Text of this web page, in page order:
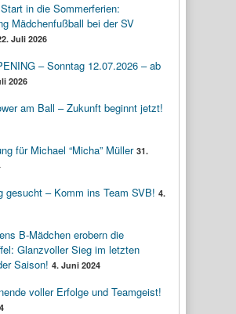
in die Sommerferien:
Mädchenfußball bei der SV
Juli 2026
– Sonntag 12.07.2026 – ab
2026
am Ball – Zukunft beginnt jetzt!
für Michael “Micha” Müller 31.
gesucht – Komm ins Team SVB! 4.
B-Mädchen erobern die
Glanzvoller Sieg im letzten
Saison! 4. Juni 2024
voller Erfolge und Teamgeist!